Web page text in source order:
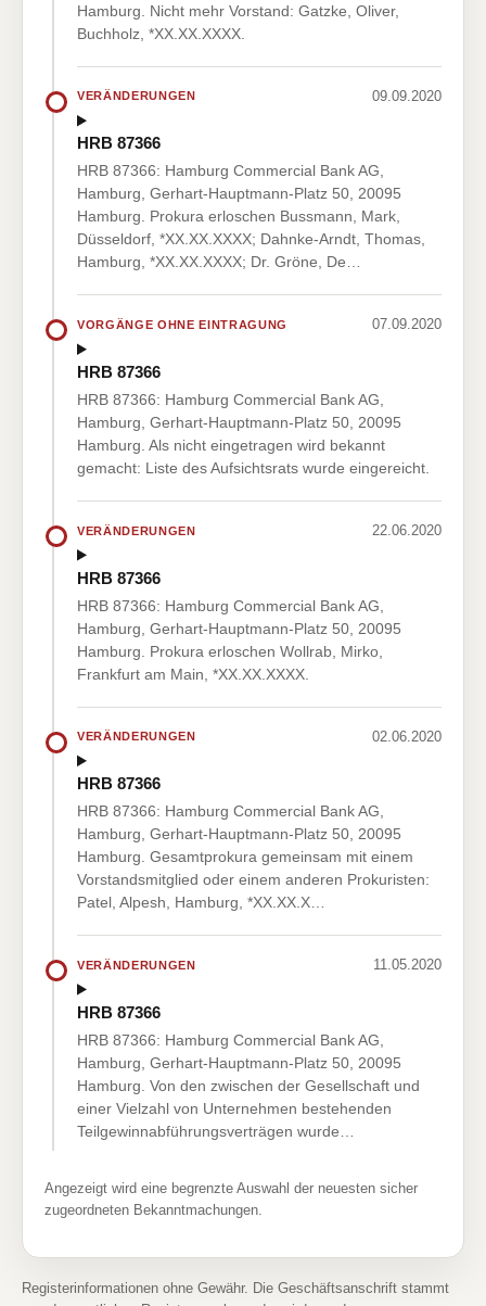
Hamburg. Nicht mehr Vorstand: Gatzke, Oliver,
Buchholz, *XX.XX.XXXX.
VERÄNDERUNGEN 09.09.2020
HRB 87366
HRB 87366: Hamburg Commercial Bank AG,
Hamburg, Gerhart-Hauptmann-Platz 50, 20095
Hamburg. Prokura erloschen Bussmann, Mark,
Düsseldorf, *XX.XX.XXXX; Dahnke-Arndt, Thomas,
Hamburg, *XX.XX.XXXX; Dr. Gröne, De…
VORGÄNGE OHNE EINTRAGUNG 07.09.2020
HRB 87366
HRB 87366: Hamburg Commercial Bank AG,
Hamburg, Gerhart-Hauptmann-Platz 50, 20095
Hamburg. Als nicht eingetragen wird bekannt
gemacht: Liste des Aufsichtsrats wurde eingereicht.
VERÄNDERUNGEN 22.06.2020
HRB 87366
HRB 87366: Hamburg Commercial Bank AG,
Hamburg, Gerhart-Hauptmann-Platz 50, 20095
Hamburg. Prokura erloschen Wollrab, Mirko,
Frankfurt am Main, *XX.XX.XXXX.
VERÄNDERUNGEN 02.06.2020
HRB 87366
HRB 87366: Hamburg Commercial Bank AG,
Hamburg, Gerhart-Hauptmann-Platz 50, 20095
Hamburg. Gesamtprokura gemeinsam mit einem
Vorstandsmitglied oder einem anderen Prokuristen:
Patel, Alpesh, Hamburg, *XX.XX.X…
VERÄNDERUNGEN 11.05.2020
HRB 87366
HRB 87366: Hamburg Commercial Bank AG,
Hamburg, Gerhart-Hauptmann-Platz 50, 20095
Hamburg. Von den zwischen der Gesellschaft und
einer Vielzahl von Unternehmen bestehenden
Teilgewinnabführungsverträgen wurde…
Angezeigt wird eine begrenzte Auswahl der neuesten sicher
zugeordneten Bekanntmachungen.
Registerinformationen ohne Gewähr. Die Geschäftsanschrift stammt